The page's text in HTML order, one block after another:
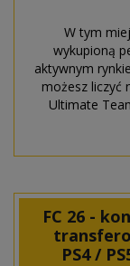
W tym
wykupioną
aktywnym
możesz liczyć
Ultimate
FC 26 -
PS4 /